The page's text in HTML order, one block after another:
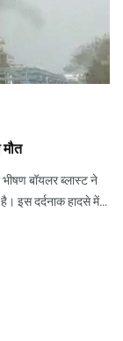
भीषण बॉयलर ब्लास्ट ने
है। इस दर्दनाक हादसे में
श्रमिक अब भी